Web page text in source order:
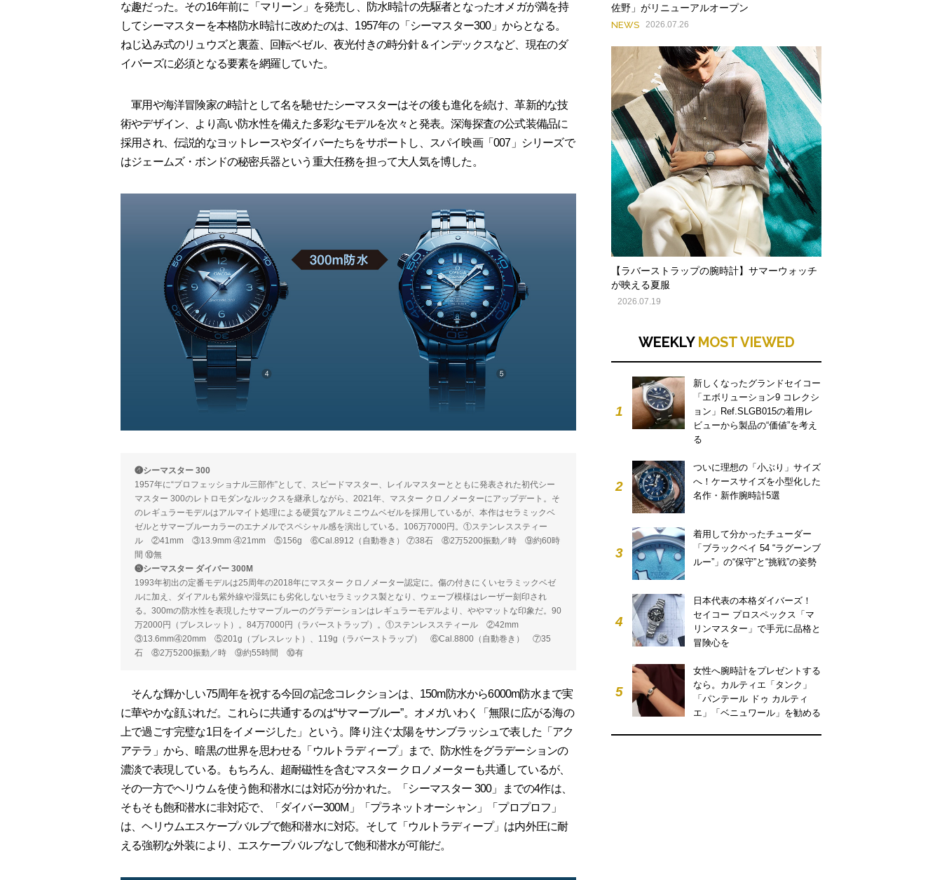
な趣だった。その16年前に「マリーン」を発売し、防水時計の先駆者となったオメガが満を持
してシーマスターを本格防水時計に改めたのは、1957年の「シーマスター300」からとなる。
ねじ込み式のリュウズと裏蓋、回転ベゼル、夜光付きの時分針＆インデックスなど、現在のダ
イバーズに必須となる要素を網羅していた。
軍用や海洋冒険家の時計として名を馳せたシーマスターはその後も進化を続け、革新的な技
術やデザイン、より高い防水性を備えた多彩なモデルを次々と発表。深海探査の公式装備品に
採用され、伝説的なヨットレースやダイバーたちをサポートし、スパイ映画「007」シリーズで
はジェームズ・ボンドの秘密兵器という重大任務を担って大人気を博した。
❹シーマスター 300
1957年に“プロフェッショナル三部作”として、スピードマスター、レイルマスターとともに発表された初代シー
マスター 300のレトロモダンなルックスを継承しながら、2021年、マスター クロノメーターにアップデート。そ
のレギュラーモデルはアルマイト処理による硬質なアルミニウムベゼルを採用しているが、本作はセラミックベ
ゼルとサマーブルーカラーのエナメルでスペシャル感を演出している。106万7000円。①ステンレススティー
ル ②41mm ③13.9mm ④21mm ⑤156g ⑥Cal.8912（自動巻き） ⑦38石 ⑧2万5200振動／時 ⑨約60時
間 ⑩無
❺シーマスター ダイバー 300M
1993年初出の定番モデルは25周年の2018年にマスター クロノメーター認定に。傷の付きにくいセラミックベゼ
ルに加え、ダイアルも紫外線や湿気にも劣化しないセラミックス製となり、ウェーブ模様はレーザー刻印され
る。300mの防水性を表現したサマーブルーのグラデーションはレギュラーモデルより、ややマットな印象だ。90
万2000円（ブレスレット）。84万7000円（ラバーストラップ）。①ステンレススティール ②42mm
③13.6mm④20mm ⑤201g（ブレスレット）、119g（ラバーストラップ） ⑥Cal.8800（自動巻き） ⑦35
石 ⑧2万5200振動／時 ⑨約55時間 ⑩有
そんな輝かしい75周年を祝する今回の記念コレクションは、150m防水から6000m防水まで実
に華やかな顔ぶれだ。これらに共通するのは“サマーブルー”。オメガいわく「無限に広がる海の
上で過ごす完璧な1日をイメージした」という。降り注ぐ太陽をサンブラッシュで表した「アク
アテラ」から、暗黒の世界を思わせる「ウルトラディープ」まで、防水性をグラデーションの
濃淡で表現している。もちろん、超耐磁性を含むマスター クロノメーターも共通しているが、
その一方でヘリウムを使う飽和潜水には対応が分かれた。「シーマスター 300」までの4作は、
そもそも飽和潜水に非対応で、「ダイバー300M」「プラネットオーシャン」「プロプロフ」
は、ヘリウムエスケープバルブで飽和潜水に対応。そして「ウルトラディープ」は内外圧に耐
える強靭な外装により、エスケープバルブなしで飽和潜水が可能だ。
佐野」がリニューアルオープン
NEWS 2026.07.26
【ラバーストラップの腕時計】サマーウォッチ
が映える夏服
2026.07.19
WEEKLY MOST VIEWED
1
新しくなったグランドセイコー
「エボリューション9 コレクシ
ョン」Ref.SLGB015の着用レ
ビューから製品の“価値”を考え
る
2
ついに理想の「小ぶり」サイズ
へ！ケースサイズを小型化した
名作・新作腕時計5選
3
着用して分かったチューダー
「ブラックベイ 54 “ラグーンブ
ルー”」の“保守”と“挑戦”の姿勢
4
日本代表の本格ダイバーズ！
セイコー プロスペックス「マ
リンマスター」で手元に品格と
冒険心を
5
女性へ腕時計をプレゼントする
なら。カルティエ「タンク」
「パンテール ドゥ カルティ
エ」「ベニュワール」を勧める